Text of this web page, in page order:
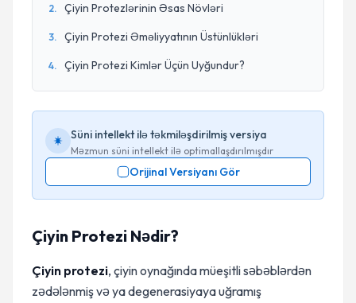
2. Çiyin Protezlərinin Əsas Növləri
3. Çiyin Protezi Əməliyyatının Üstünlükləri
4. Çiyin Protezi Kimlər Üçün Uyğundur?
Süni intellekt ilə təkmiləşdirilmiş versiya
Məzmun süni intellekt ilə optimallaşdırılmışdır
Orijinal Versiyanı Gör
Çiyin Protezi Nədir?
Çiyin protezi, çiyin oynağında müeşitli səbəblərdən
zədələnmiş və ya degenerasiyaya uğramış